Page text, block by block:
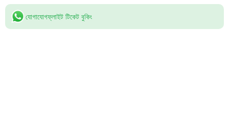
যোগাযোগফ্লাইট টিকেট বুকিং